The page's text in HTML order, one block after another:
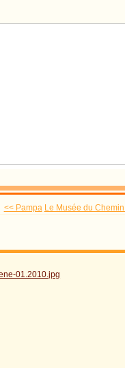
<< Pampa Le Musée du